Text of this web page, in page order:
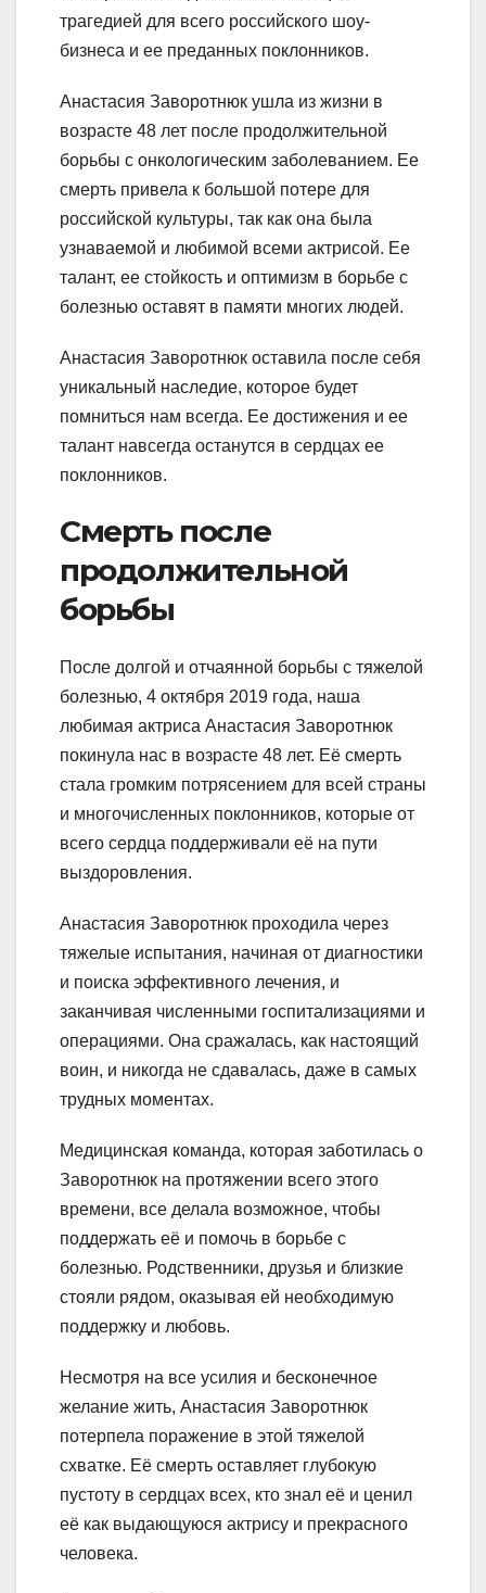
трагедией для всего российского шоу-
бизнеса и ее преданных поклонников.
Анастасия Заворотнюк ушла из жизни в
возрасте 48 лет после продолжительной
борьбы с онкологическим заболеванием. Ее
смерть привела к большой потере для
российской культуры, так как она была
узнаваемой и любимой всеми актрисой. Ее
талант, ее стойкость и оптимизм в борьбе с
болезнью оставят в памяти многих людей.
Анастасия Заворотнюк оставила после себя
уникальный наследие, которое будет
помниться нам всегда. Ее достижения и ее
талант навсегда останутся в сердцах ее
поклонников.
Смерть после
продолжительной
борьбы
После долгой и отчаянной борьбы с тяжелой
болезнью, 4 октября 2019 года, наша
любимая актриса Анастасия Заворотнюк
покинула нас в возрасте 48 лет. Её смерть
стала громким потрясением для всей страны
и многочисленных поклонников, которые от
всего сердца поддерживали её на пути
выздоровления.
Анастасия Заворотнюк проходила через
тяжелые испытания, начиная от диагностики
и поиска эффективного лечения, и
заканчивая численными госпитализациями и
операциями. Она сражалась, как настоящий
воин, и никогда не сдавалась, даже в самых
трудных моментах.
Медицинская команда, которая заботилась о
Заворотнюк на протяжении всего этого
времени, все делала возможное, чтобы
поддержать её и помочь в борьбе с
болезнью. Родственники, друзья и близкие
стояли рядом, оказывая ей необходимую
поддержку и любовь.
Несмотря на все усилия и бесконечное
желание жить, Анастасия Заворотнюк
потерпела поражение в этой тяжелой
схватке. Её смерть оставляет глубокую
пустоту в сердцах всех, кто знал её и ценил
её как выдающуюся актрису и прекрасного
человека.